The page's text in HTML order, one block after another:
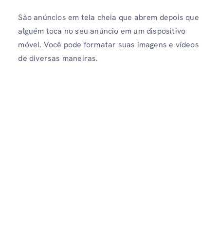
São anúncios em tela cheia que abrem depois que
alguém toca no seu anúncio em um dispositivo
móvel. Você pode formatar suas imagens e vídeos
de diversas maneiras.